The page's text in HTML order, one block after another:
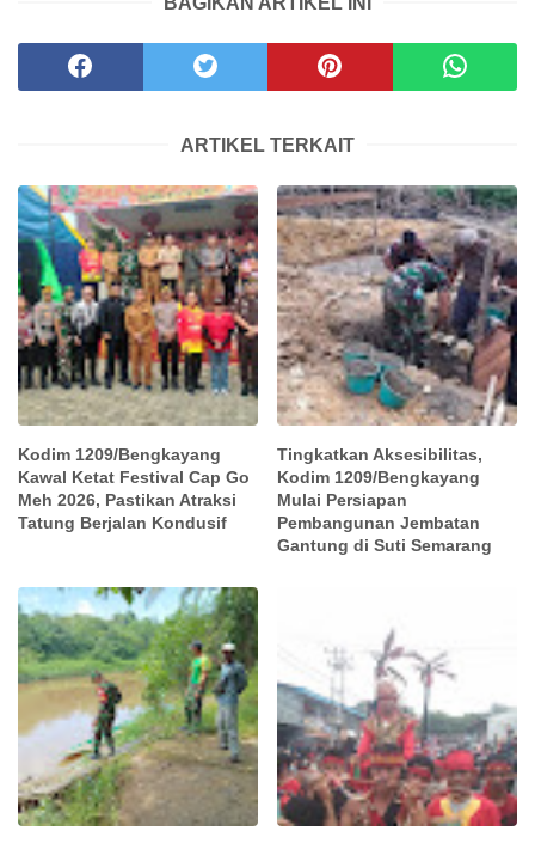
ARTIKEL TERKAIT
Kodim 1209/Bengkayang
Kawal Ketat Festival Cap Go
Meh 2026, Pastikan Atraksi
Tatung Berjalan Kondusif
Tingkatkan Aksesibilitas,
Kodim 1209/Bengkayang
Mulai Persiapan
Pembangunan Jembatan
Gantung di Suti Semarang